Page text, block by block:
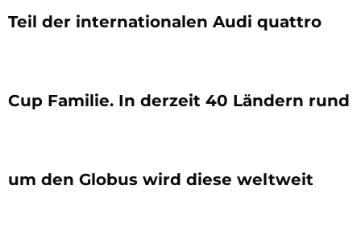
Teil der internationalen Audi quattro
Cup Familie. In derzeit 40 Ländern rund
um den Globus wird diese weltweit